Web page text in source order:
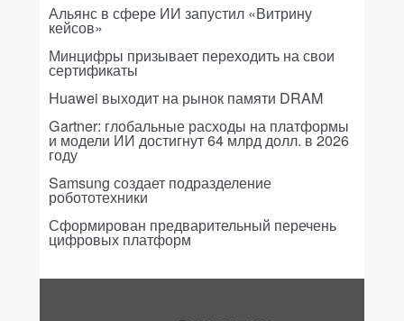
Альянс в сфере ИИ запустил «Витрину
кейсов»
Минцифры призывает переходить на свои
сертификаты
Huawei выходит на рынок памяти DRAM
Gartner: глобальные расходы на платформы
и модели ИИ достигнут 64 млрд долл. в 2026
году
Samsung создает подразделение
робототехники
Сформирован предварительный перечень
цифровых платформ